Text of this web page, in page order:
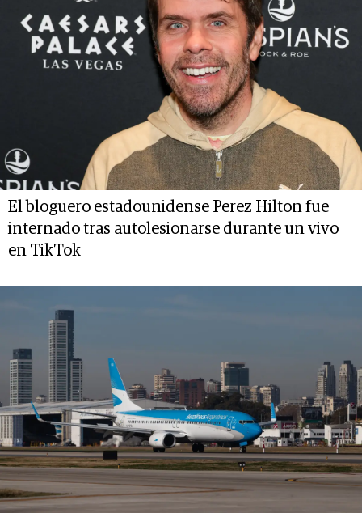
El bloguero estadounidense Perez Hilton fue
internado tras autolesionarse durante un vivo
en TikTok